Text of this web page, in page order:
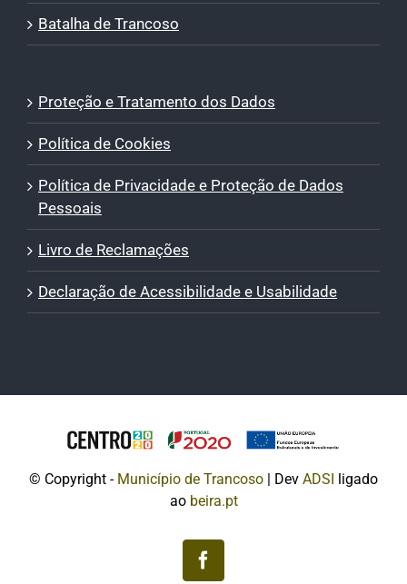
Batalha de Trancoso
Proteção e Tratamento dos Dados
Política de Cookies
Política de Privacidade e Proteção de Dados
Pessoais
Livro de Reclamações
Declaração de Acessibilidade e Usabilidade
© Copyright - Município de Trancoso | Dev ADSI
ligado
ao beira.pt
Facebook